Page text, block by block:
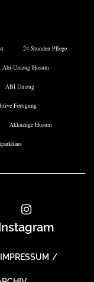
24-Stunden Pflege
Abi-Umzug Husum
ABI Umzug
Fertigung
Akkuzüge Husum
IMPRESSUM